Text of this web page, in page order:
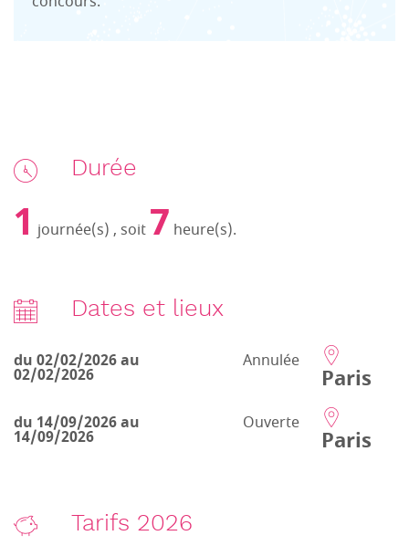
Durée
1 journée(s) , soit 7 heure(s).
Dates et lieux
du 02/02/2026 au
02/02/2026
Annulée
Paris
du 14/09/2026 au
14/09/2026
Ouverte
Paris
Tarifs 2026